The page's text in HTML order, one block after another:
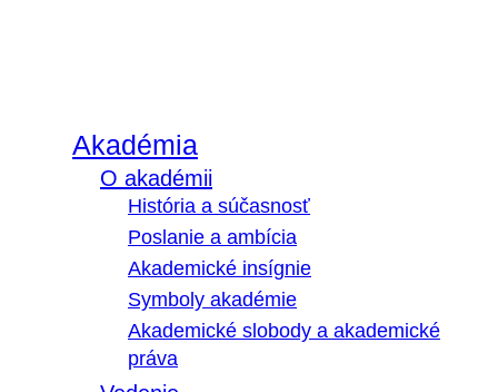
Akadémia
O akadémii
História a súčasnosť
Poslanie a ambícia
Akademické insígnie
Symboly akadémie
Akademické slobody a akademické
práva